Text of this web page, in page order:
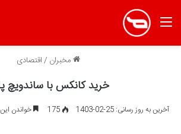
منو
مخبران /اقتصادی
خرید کانکس با ساندویچ
آخرین به روز رسانی: 25-02-1403 175 خواندن این مطلب 3